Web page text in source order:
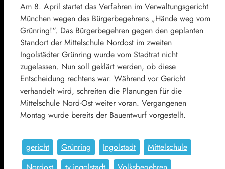
Am 8. April startet das Verfahren im Verwaltungsgericht
München wegen des Bürgerbegehrens „Hände weg vom
Grünring!“. Das Bürgerbegehren gegen den geplanten
Standort der Mittelschule Nordost im zweiten
Ingolstädter Grünring wurde vom Stadtrat nicht
zugelassen. Nun soll geklärt werden, ob diese
Entscheidung rechtens war. Während vor Gericht
verhandelt wird, schreiten die Planungen für die
Mittelschule Nord-Ost weiter voran. Vergangenen
Montag wurde bereits der Bauentwurf vorgestellt.
gericht Grünring Ingolstadt
Mittelschule